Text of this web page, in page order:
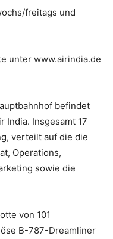
freitags und
unter www.airindia.de
befindet
India. Insgesamt 17
verteilt auf die die
Operations,
sowie die
von 101
B-787-Dreamliner